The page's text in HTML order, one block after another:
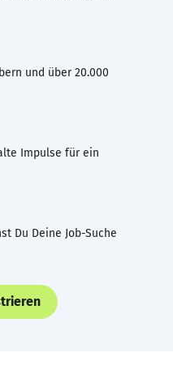
und über 20.000
Impulse für ein
Du Deine Job-Suche